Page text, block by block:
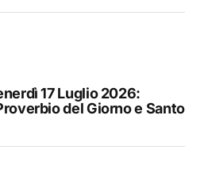
17 Luglio 2026:
del Giorno e Santo